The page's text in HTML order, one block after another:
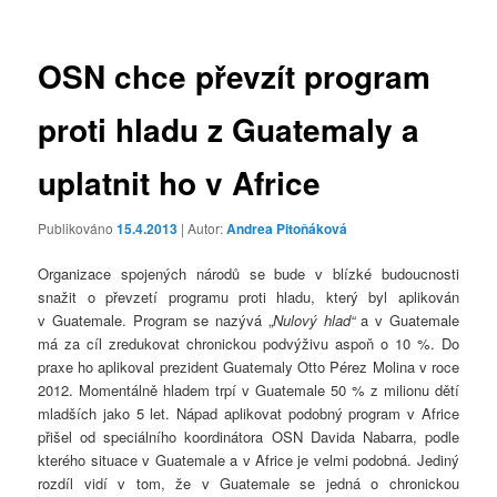
OSN chce převzít program
proti hladu z Guatemaly a
uplatnit ho v Africe
Publikováno15.4.2013 | Autor:Andrea Pitoňáková
Organizace spojených národů se bude v blízké budoucnosti
snažit o převzetí programu proti hladu, který byl aplikován
v Guatemale. Program se nazývá „Nulový hlad“a v Guatemale
má za cíl zredukovat chronickou podvýživu aspoň o 10 %. Do
praxe ho aplikoval prezident Guatemaly Otto Pérez Molina v roce
2012. Momentálně hladem trpí v Guatemale 50 % z milionu dětí
mladších jako 5 let. Nápad aplikovat podobný program v Africe
přišel od speciálního koordinátora OSN Davida Nabarra, podle
kterého situace v Guatemale a v Africe je velmi podobná. Jediný
rozdíl vidí v tom, že v Guatemale se jedná o chronickou